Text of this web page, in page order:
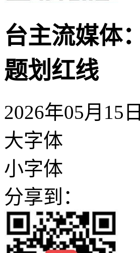
台主流媒体
题划红线
2026年05月15
大字体
小字体
分享到：